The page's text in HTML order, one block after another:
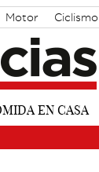
Motor Ciclismo